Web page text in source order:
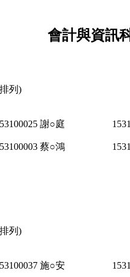
會計與資訊
列)
謝○庭
蔡○鴻
列)
施○安